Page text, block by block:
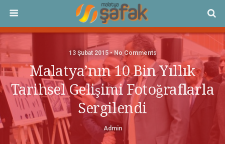
13 Şubat 2015 • No Comments
Malatya’nın 10 Bin Yıllık
Tarihsel Gelişimi Fotoğraflarla
Sergilendi
Admin